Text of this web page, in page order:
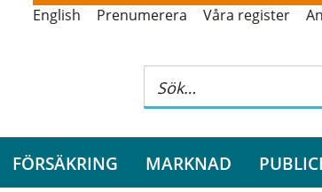
English Prenumerera Våra register
FÖRSÄKRING MARKNAD